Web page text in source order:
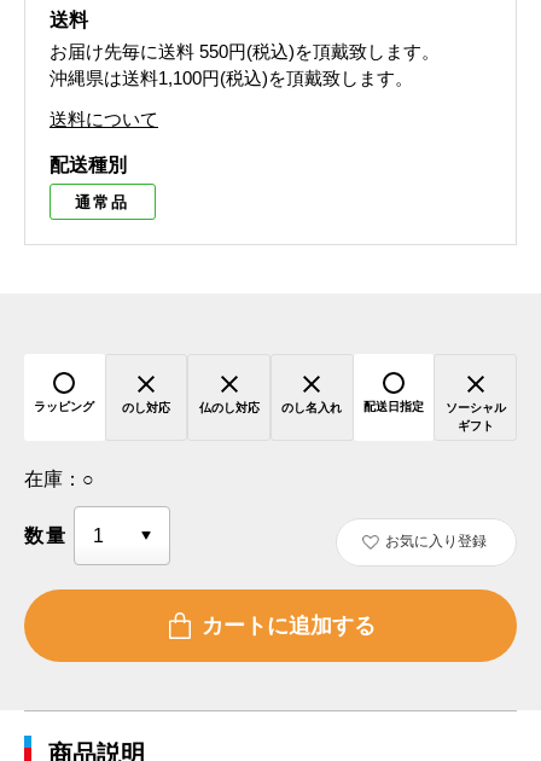
送料
お届け先毎に送料 550円(税込)を頂戴致します。
沖縄県は送料1,100円(税込)を頂戴致します。
送料について
配送種別
通常品
ラッピング のし対応 仏のし対応 のし名入れ 配送日指定
ソーシャル
ギフト
在庫： ○
数量 お気に入り登録
商品説明